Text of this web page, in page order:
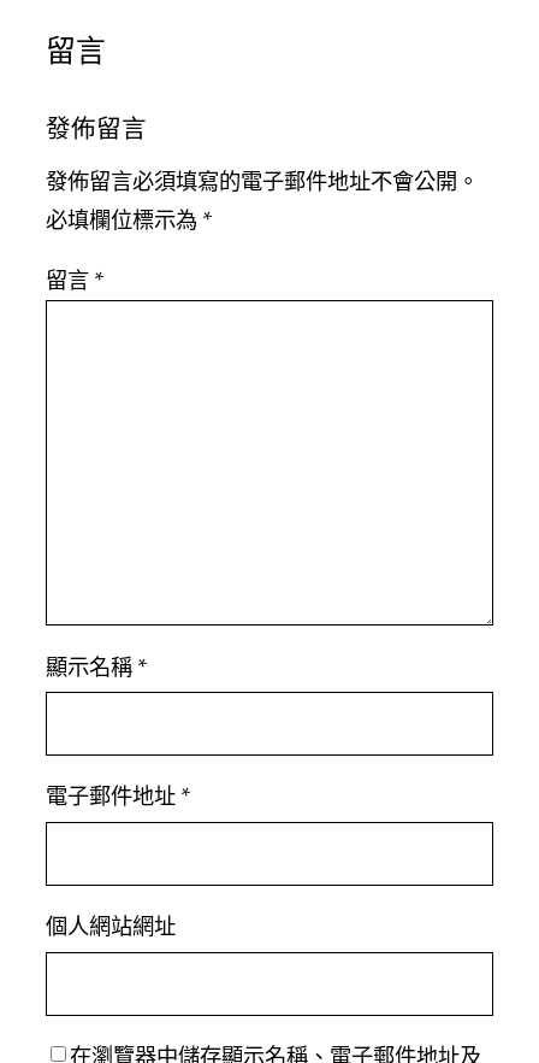
留言
發佈留言
發佈留言必須填寫的電子郵件地址不會公開。
必填欄位標示為 *
留言 *
顯示名稱 *
電子郵件地址 *
個人網站網址
在瀏覽器中儲存顯示名稱、電子郵件地址及